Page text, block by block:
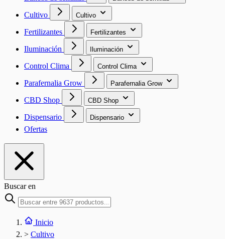
Cultivo Cultivo
Fertilizantes Fertilizantes
Iluminación Iluminación
Control Clima Control Clima
Parafernalia Grow Parafernalia Grow
CBD Shop CBD Shop
Dispensario Dispensario
Ofertas
Buscar en
Inicio
> Cultivo